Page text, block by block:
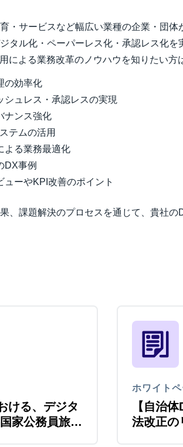
・サービスなど幅広い業種の企業・団体
タル化・ペーパーレス化・承認レス化を
による業務改革のノウハウを知りたい方
の効率化
シュレス・承認レスの実現
ナンス強化
テムの活用
よる業務最適化
DX事例
ーやKPI改善のポイント
、課題解決のプロセスを通じて、貴社の
ける、デジタ
家公務員旅費
ホワイト
【自治
法改正の